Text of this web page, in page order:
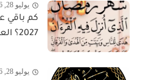
يوليو 28, 2026
كم باقي
2027؟ العد التنازلي...
يوليو 28, 2026